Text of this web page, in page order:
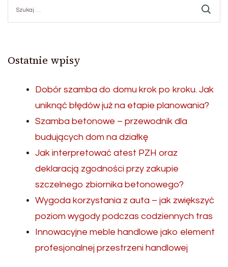
Ostatnie wpisy
Dobór szamba do domu krok po kroku. Jak
uniknąć błędów już na etapie planowania?
Szamba betonowe – przewodnik dla
budujących dom na działkę
Jak interpretować atest PZH oraz
deklaracją zgodności przy zakupie
szczelnego zbiornika betonowego?
Wygoda korzystania z auta – jak zwiększyć
poziom wygody podczas codziennych tras
Innowacyjne meble handlowe jako element
profesjonalnej przestrzeni handlowej